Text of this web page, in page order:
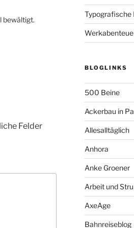
bewältigt.
Felder
Typografische
BLOGLINKS
500 Beine
Ackerbau in
Allesalltäglich
Anhora
Anke Groener
Arbeit und
AxeAge
Bahnreiseblog